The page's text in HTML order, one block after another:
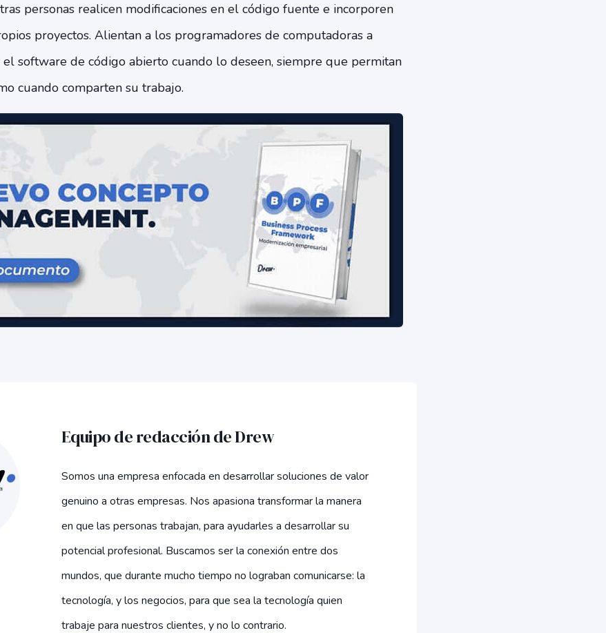
personas realicen modificaciones en el código fuente e incorporen
proyectos. Alientan a los programadores de computadoras a
el software de código abierto cuando lo deseen, siempre que permitan
cuando comparten su trabajo.
Equipo de redacción de Drew
Somos una empresa enfocada en desarrollar soluciones de valor
genuino a otras empresas. Nos apasiona transformar la manera
en que las personas trabajan, para ayudarles a desarrollar su
potencial profesional. Buscamos ser la conexión entre dos
mundos, que durante mucho tiempo no lograban comunicarse: la
tecnología, y los negocios, para que sea la tecnología quien
trabaje para nuestros clientes, y no lo contrario.